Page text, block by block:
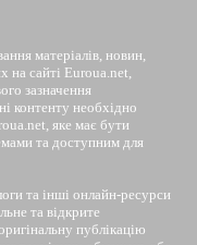
матеріалів, новин,
на сайті Euroua.net,
зазначення
контенту необхідно
яке має бути
та доступним для
та інші онлайн-ресурси
та відкрите
публікацію